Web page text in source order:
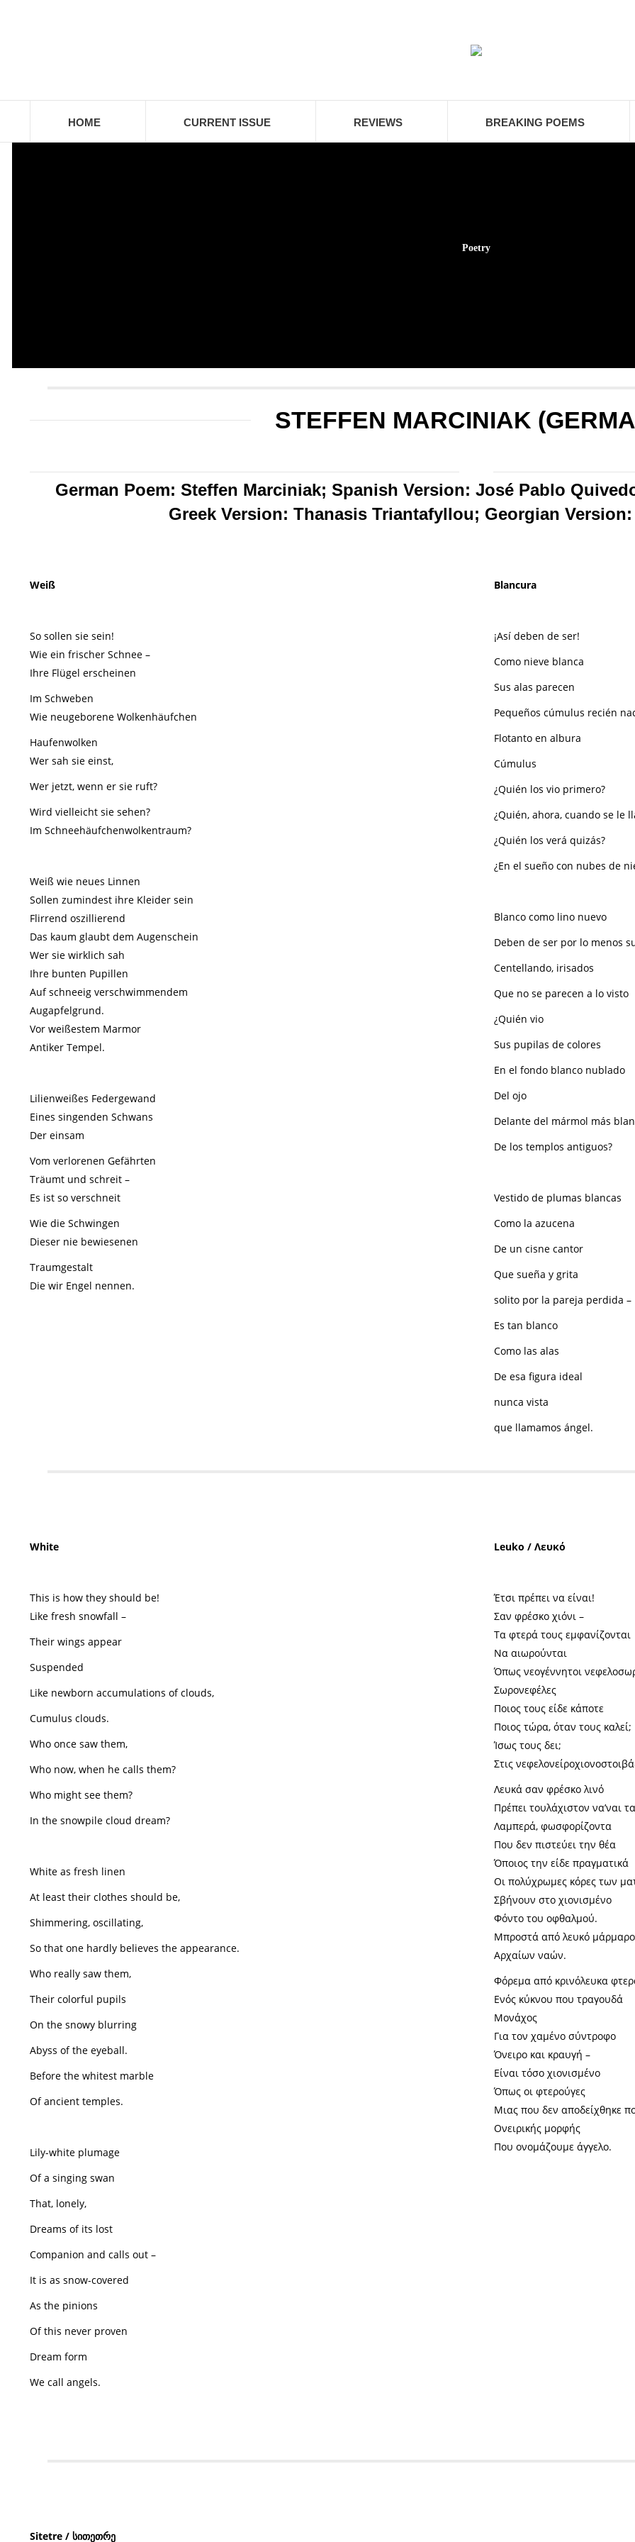
HOME CURRENT ISSUE REVIEWS BREAKING POEMS
Poetry
STEFFEN MARCINIAK
German Poem: Steffen Marciniak; Spanish Version: José Pablo
Greek Version: Thanasis Triantafyllou; Georgian
Weiß
So sollen sie sein!
Wie ein frischer Schnee –
Ihre Flügel erscheinen
Im Schweben
Wie neugeborene Wolkenhäufchen
Haufenwolken
Wer sah sie einst,
Wer jetzt, wenn er sie ruft?
Wird vielleicht sie sehen?
Im Schneehäufchenwolkentraum?
Weiß wie neues Linnen
Sollen zumindest ihre Kleider sein
Flirrend oszillierend
Das kaum glaubt dem Augenschein
Wer sie wirklich sah
Ihre bunten Pupillen
Auf schneeig verschwimmendem
Augapfelgrund.
Vor weißestem Marmor
Antiker Tempel.
Lilienweißes Federgewand
Eines singenden Schwans
Der einsam
Vom verlorenen Gefährten
Träumt und schreit –
Es ist so verschneit
Wie die Schwingen
Dieser nie bewiesenen
Traumgestalt
Die wir Engel nennen.
Blancura
¡Así deben de ser!
Como nieve blanca
Sus alas parecen
Pequeños cúmulus recién
Flotanto en albura
Cúmulus
¿Quién los vio primero?
¿Quién, ahora, cuando se le
¿Quién los verá quizás?
¿En el sueño con nubes de
Blanco como lino nuevo
Deben de ser por lo menos
Centellando, irisados
Que no se parecen a lo visto
¿Quién vio
Sus pupilas de colores
En el fondo blanco nublado
Del ojo
Delante del mármol más
De los templos antiguos?
Vestido de plumas blancas
Como la azucena
De un cisne cantor
Que sueña y grita
solito por la pareja perdida –
Es tan blanco
Como las alas
De esa figura ideal
nunca vista
que llamamos ángel.
White
This is how they should be!
Like fresh snowfall –
Their wings appear
Suspended
Like newborn accumulations of clouds,
Cumulus clouds.
Who once saw them,
Who now, when he calls them?
Who might see them?
In the snowpile cloud dream?
White as fresh linen
At least their clothes should be,
Shimmering, oscillating,
So that one hardly believes the appearance.
Who really saw them,
Their colorful pupils
On the snowy blurring
Abyss of the eyeball.
Before the whitest marble
Of ancient temples.
Lily-white plumage
Of a singing swan
That, lonely,
Dreams of its lost
Companion and calls out –
It is as snow-covered
As the pinions
Of this never proven
Dream form
We call angels.
Leuko / Λευκό
Έτσι πρέπει να είναι!
Σαν φρέσκο χιόνι –
Τα φτερά τους εμφανίζονται
Να αιωρούνται
Όπως νεογέννητοι
Σωρονεφέλες
Ποιος τους είδε κάποτε
Ποιος τώρα, όταν τους καλεί;
Ίσως τους δει;
Στις
Λευκά σαν φρέσκο λινό
Πρέπει τουλάχιστον να’ναι
Λαμπερά, φωσφορίζοντα
Που δεν πιστεύει την θέα
Όποιος την είδε πραγματικά
Οι πολύχρωμες κόρες των
Σβήνουν στο χιονισμένο
Φόντο του οφθαλμού.
Μπροστά από λευκό μάρμαρο
Αρχαίων ναών.
Φόρεμα από κρινόλευκα
Ενός κύκνου που τραγουδά
Μονάχος
Για τον χαμένο σύντροφο
Όνειρο και κραυγή –
Είναι τόσο χιονισμένο
Όπως οι φτερούγες
Μιας που δεν αποδείχθηκε
Ονειρικής μορφής
Που ονομάζουμε άγγελο.
Sitetre / სითეთრე